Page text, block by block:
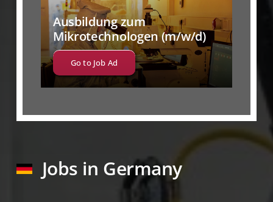
Ausbildung zum
Mikrotechnologen (m/w/d)
Go to Job Ad
Jobs in Germany